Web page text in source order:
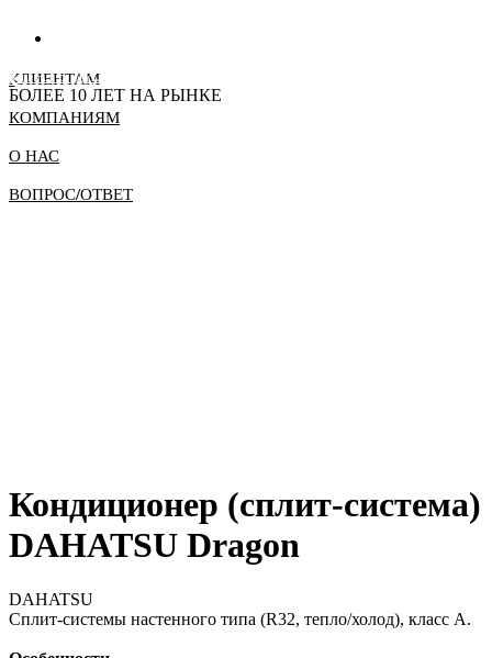
КЛИЕНТАМ
КОМПАНИЯМ
О НАС
ВОПРОС/ОТВЕТ
СТАТЬ ДИЛЕРОМ
БОЛЕЕ 10 ЛЕТ НА РЫНКЕ
Кондиционер (сплит-система)
DAHATSU Dragon
DAHATSU
Сплит-системы настенного типа (R32, тепло/холод), класс А.